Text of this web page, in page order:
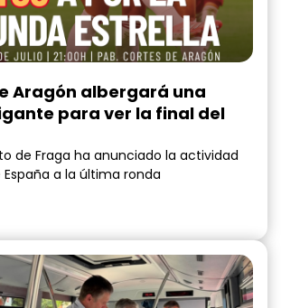
Aragón albergará una
para ver la final del
de Fraga ha anunciado la actividad
a la última ronda